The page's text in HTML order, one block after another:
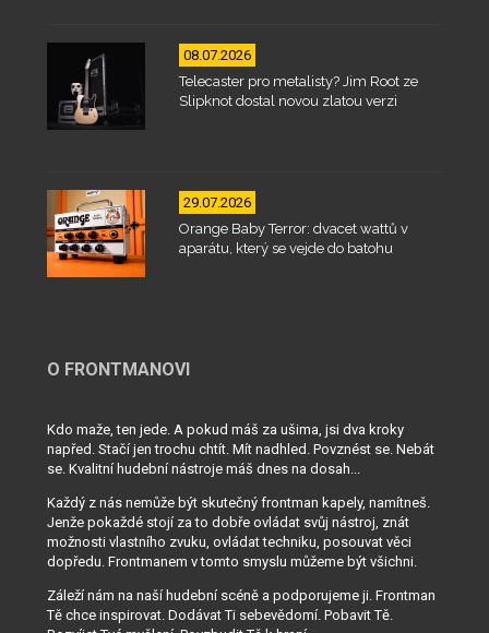
08.07.2026
Telecaster pro metalisty? Jim Root ze
Slipknot dostal novou zlatou verzi
29.07.2026
Orange Baby Terror: dvacet wattů v
aparátu, který se vejde do batohu
O FRONTMANOVI
Kdo maže, ten jede. A pokud máš za ušima, jsi dva kroky
napřed. Stačí jen trochu chtít. Mít nadhled. Povznést se. Nebát
se. Kvalitní hudební nástroje máš dnes na dosah...
Každý z nás nemůže být skutečný frontman kapely, namítneš.
Jenže pokaždé stojí za to dobře ovládat svůj nástroj, znát
možnosti vlastního zvuku, ovládat techniku, posouvat věci
dopředu. Frontmanem v tomto smyslu můžeme být všichni.
Záleží nám na naší hudební scéně a podporujeme ji. Frontman
Tě chce inspirovat. Dodávat Ti sebevědomí. Pobavit Tě.